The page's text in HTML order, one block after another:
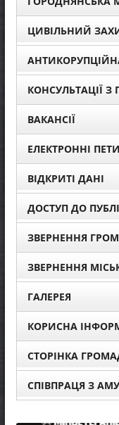
ЦИВІЛЬНИЙ
КОНСУЛЬТАЦІЇ
ВАКАНСІЇ
ЕЛЕКТРОННІ
ВІДКРИТІ ДАНІ
ДОСТУП ДО
ЗВЕРНЕННЯ
ЗВЕРНЕННЯ
ГАЛЕРЕЯ
КОРИСНА
СТОРІНКА
СПІВПРАЦЯ З АМУ